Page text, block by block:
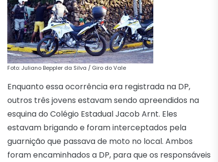
Foto: Juliano Beppler da Silva / Giro do Vale
Enquanto essa ocorrência era registrada na DP,
outros três jovens estavam sendo apreendidos na
esquina do Colégio Estadual Jacob Arnt. Eles
estavam brigando e foram interceptados pela
guarnição que passava de moto no local. Ambos
foram encaminhados a DP, para que os responsáveis